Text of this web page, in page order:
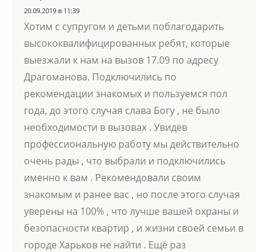
20.09.2019 в 11:39
Хотим с супругом и детьми поблагодарить
высококвалифицированных ребят, которые
выезжали к нам на вызов 17.09 по адресу
Драгоманова. Подключились по
рекомендации знакомых и пользуемся пол
года, до этого случая слава Богу , не было
необходимости в вызовах . Увидев
профессиональную работу мы действительно
очень рады , что выбрали и подключились
именно к вам . Рекомендовали своим
знакомым и ранее вас , но после этого случая
уверены на 100% , что лучше вашей охраны и
безопасности квартир , и жизни своей семьи в
городе Харьков не найти . Ещё раз